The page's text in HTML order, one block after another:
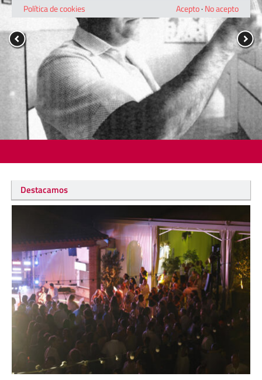
Destacamos
Política de cookies
Acepto· No acepto